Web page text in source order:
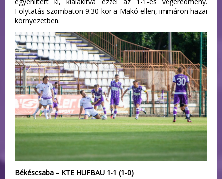
Folytatás szombaton 9:30-kor a Makó ellen, immáron hazai
környezetben.
Békéscsaba – KTE HUFBAU 1-1 (1-0)